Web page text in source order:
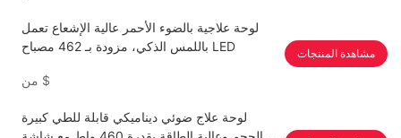
لوحة علاجية بالضوء الأحمر عالية الإشعاع تعمل
باللمس الذكي، مزودة بـ 462 مصباح LED
$
مشاهدة المنتجات
لوحة علاج ضوئي ديناميكي قابلة للطي كبيرة